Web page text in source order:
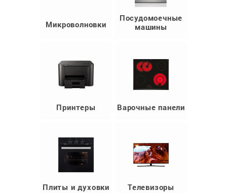
Микроволновки
Посудомоечные
машины
Принтеры Варочные панели
Плиты и духовки Телевизоры